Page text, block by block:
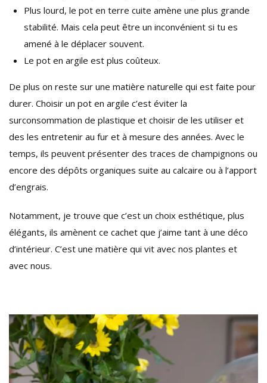
Plus lourd, le pot en terre cuite amène une plus grande
stabilité. Mais cela peut être un inconvénient si tu es
amené à le déplacer souvent.
Le pot en argile est plus coûteux.
De plus on reste sur une matière naturelle qui est faite pour
durer. Choisir un pot en argile c’est éviter la
surconsommation de plastique et choisir de les utiliser et
des les entretenir au fur et à mesure des années. Avec le
temps, ils peuvent présenter des traces de champignons ou
encore des dépôts organiques suite au calcaire ou à l’apport
d’engrais.
Notamment, je trouve que c’est un choix esthétique, plus
élégants, ils amènent ce cachet que j’aime tant à une déco
d’intérieur. C’est une matière qui vit avec nos plantes et
avec nous.